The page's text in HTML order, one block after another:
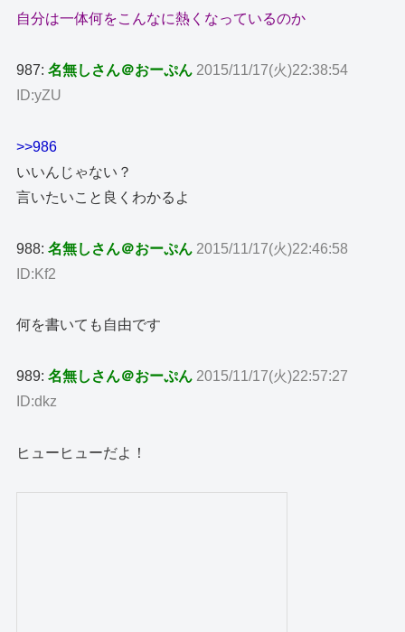
自分は一体何をこんなに熱くなっているのか
987:名無しさん＠おーぷん 2015/11/17(火)22:38:54
ID:yZU
>>986
いいんじゃない？
言いたいこと良くわかるよ
988:名無しさん＠おーぷん 2015/11/17(火)22:46:58
ID:Kf2
何を書いても自由です
989:名無しさん＠おーぷん 2015/11/17(火)22:57:27
ID:dkz
ヒューヒューだよ！